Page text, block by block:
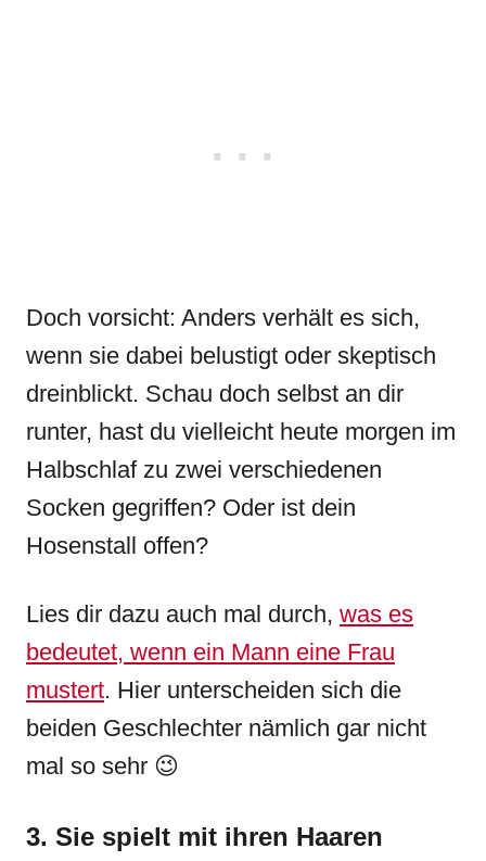
Doch vorsicht: Anders verhält es sich,
wenn sie dabei belustigt oder skeptisch
dreinblickt. Schau doch selbst an dir
runter, hast du vielleicht heute morgen im
Halbschlaf zu zwei verschiedenen
Socken gegriffen? Oder ist dein
Hosenstall offen?
Lies dir dazu auch mal durch, was es
bedeutet, wenn ein Mann eine Frau
mustert. Hier unterscheiden sich die
beiden Geschlechter nämlich gar nicht
mal so sehr 😉
3. Sie spielt mit ihren Haaren